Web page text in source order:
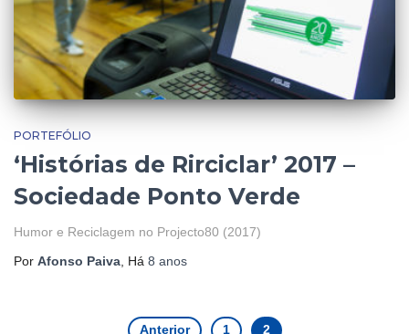
PORTEFÓLIO
‘Histórias de Rirciclar’ 2017 –
Sociedade Ponto Verde
Humor e Reciclagem no Projecto80 (2017)
Por Afonso Paiva, Há 8 anos
Anterior 1 2